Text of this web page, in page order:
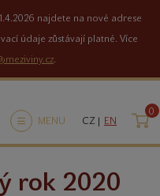
najdete na nové adrese
údaje zůstávají platné. Více
.
MENU CZ | EN
0
rok 2020